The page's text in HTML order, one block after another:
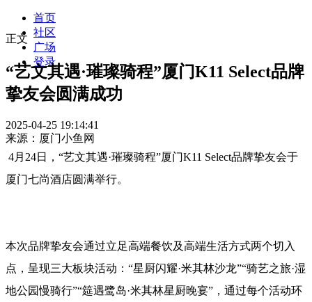
首页
社区
广场
登录
正文
“艺文其遇·璀璨骑程”厦门K11 Select品牌
挚友会圆满成功
2025-04-25 19:14:41
来源：厦门小鱼网
4月24日，“艺文其遇·璀璨骑程”厦门K11 Select品牌挚友会于
厦门七尚酒店圆满举行。
本次品牌挚友会通过立足高端餐饮及高端生活方式两个切入
点，呈现三大板块活动：“星厨闪耀·米其林沙龙”“骑艺之旅·湿
地公园慢骑行”“筵遇鹭岛·米其林星厨晚宴”，通过每个活动环